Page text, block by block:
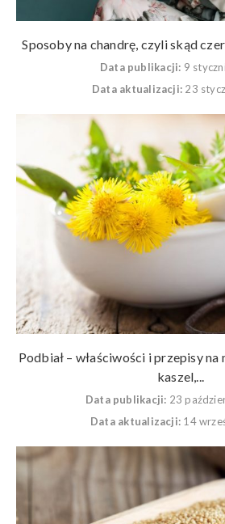
Sposoby na chandrę, czyli skąd
Data publikacji: 9
Data aktualizacji: 23
Podbiał – właściwości i przepisy na
kaszel,...
Data publikacji: 23
Data aktualizacji: 14